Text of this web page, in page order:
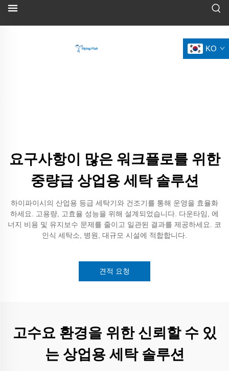
KO
요구사항이 많은 워크플로를 위한
중량급 상업용 세탁 솔루션
하이파이시의 산업용 등급 세탁기와 건조기를 통해 운영을 효율화
하세요. 고용량, 고효율 성능을 위해 설계되었습니다. 다운타임, 에
너지 비용 및 유지보수 문제를 줄이고 일관된 결과를 제공하세요. 코
인식 세탁소, 병원, 대규모 시설에 적합합니다.
견적 요청
고수요 환경을 위한 신뢰할 수 있
는 상업용 세탁 솔루션